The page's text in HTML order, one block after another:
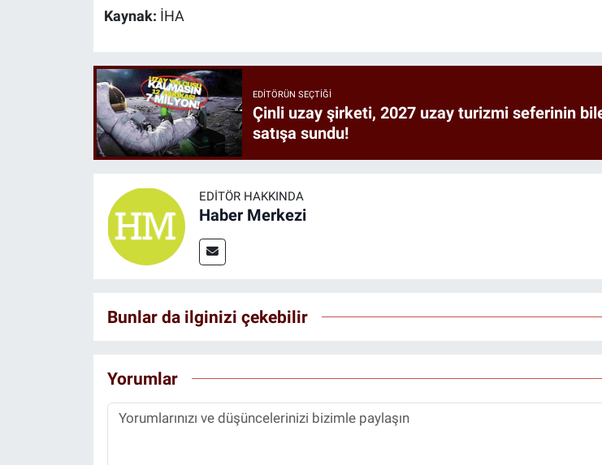
Kaynak: İHA
EDITÖRÜN SEÇTIĞI
Çinli uzay şirketi, 2027 uzay turizmi seferinin
satışa sundu!
EDITÖR HAKKINDA
Haber Merkezi
Bunlar da ilginizi çekebilir
Yorumlar